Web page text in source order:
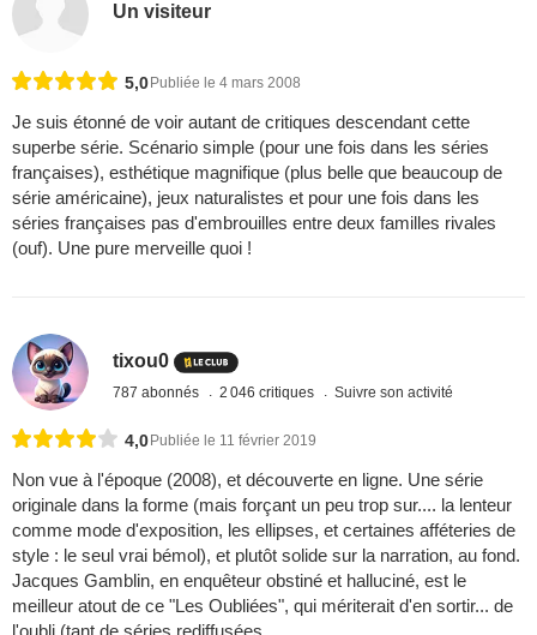
Un visiteur
5,0 Publiée le 4 mars 2008
Je suis étonné de voir autant de critiques descendant cette
superbe série. Scénario simple (pour une fois dans les séries
françaises), esthétique magnifique (plus belle que beaucoup de
série américaine), jeux naturalistes et pour une fois dans les
séries françaises pas d'embrouilles entre deux familles rivales
(ouf). Une pure merveille quoi !
tixou0
787 abonnés 2 046 critiques Suivre son activité
4,0 Publiée le 11 février 2019
Non vue à l'époque (2008), et découverte en ligne. Une série
originale dans la forme (mais forçant un peu trop sur.... la lenteur
comme mode d'exposition, les ellipses, et certaines afféteries de
style : le seul vrai bémol), et plutôt solide sur la narration, au fond.
Jacques Gamblin, en enquêteur obstiné et halluciné, est le
meilleur atout de ce "Les Oubliées", qui mériterait d'en sortir... de